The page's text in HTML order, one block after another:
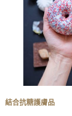
結合抗糖護膚品